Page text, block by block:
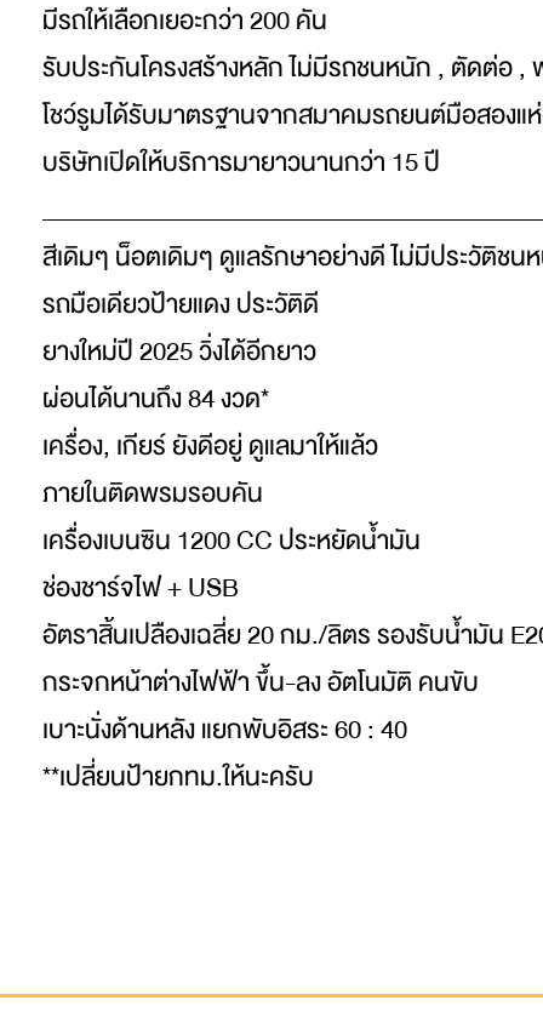
มีรถให้เลือกเยอะกว่า 200 คัน
รับประกันโครงสร้างหลัก ไม่มีรถชนหนัก , ตัดต่อ
โชว์รูมได้รับมาตรฐานจากสมาคมรถยนต์มือสองแห่
บริษัทเปิดให้บริการมายาวนานกว่า 15 ปี
สีเดิมๆ น็อตเดิมๆ ดูแลรักษาอย่างดี ไม่มีประวัติชน
รถมือเดียวป้ายแดง ประวัติดี
ยางใหม่ปี 2025 วิ่งได้อีกยาว
ผ่อนได้นานถึง 84 งวด*
เครื่อง, เกียร์ ยังดีอยู่ ดูแลมาให้แล้ว
ภายในติดพรมรอบคัน
เครื่องเบนซิน 1200 CC ประหยัดน้ำมัน
ช่องชาร์จไฟ + USB
อัตราสิ้นเปลืองเฉลี่ย 20 กม./ลิตร รองรับน้ำมัน
กระจกหน้าต่างไฟฟ้า ขึ้น-ลง อัตโนมัติ คนขับ
เบาะนั่งด้านหลัง แยกพับอิสระ 60 : 40
**เปลี่ยนป้ายกทม.ให้นะครับ